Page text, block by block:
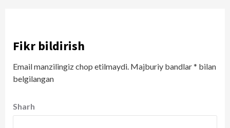
Fikr bildirish
Email manzilingiz chop etilmaydi. Majburiy bandlar* bilan
belgilangan
Sharh